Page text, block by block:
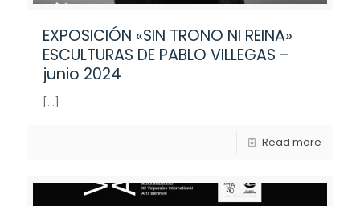
EXPOSICIÓN «SIN TRONO NI REINA»
ESCULTURAS DE PABLO VILLEGAS –
junio 2024
[…]
Read more